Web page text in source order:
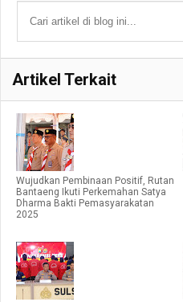
Artikel Terkait
Wujudkan Pembinaan Positif, Rutan
Bantaeng Ikuti Perkemahan Satya
Dharma Bakti Pemasyarakatan
2025